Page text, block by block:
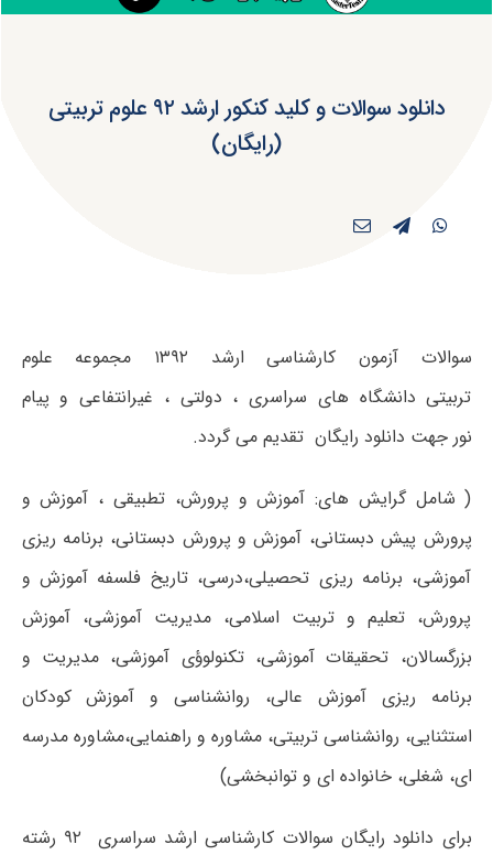
دانلود سوالات و کلید کنکور ارشد ۹۲ علوم تربیتی
(رایگان)
سوالات آزمون کارشناسی ارشد ۱۳۹۲ مجموعه علوم
تربیتی دانشگاه های سراسری ، دولتی ، غیرانتفاعی و پیام
نور جهت دانلود رایگان تقدیم می گردد.
( شامل گرایش های: آموزش و پرورش، تطبیقی ، آموزش و
پرورش پیش دبستانی، آموزش و پرورش دبستانی، برنامه ریزی
آموزشی، برنامه ریزی تحصیلی،درسی، تاریخ فلسفه آموزش و
پرورش، تعلیم و تربیت اسلامی، مدیریت آموزشی، آموزش
بزرگسالان، تحقیقات آموزشی، تکنولوؤی آموزشی، مدیریت و
برنامه ریزی آموزش عالی، روانشناسی و آموزش کودکان
استثنایی، روانشناسی تربیتی، مشاوره و راهنمایی،مشاوره مدرسه
ای، شغلی، خانواده ای و توانبخشی)
برای دانلود رایگان سوالات کارشناسی ارشد سراسری ۹۲ رشته